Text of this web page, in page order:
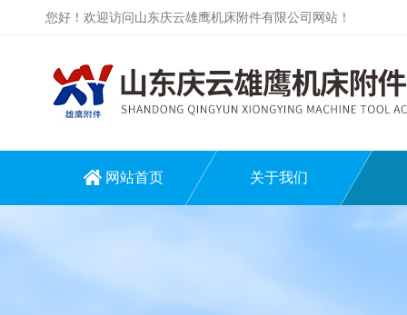
您好！欢迎访问山东庆云雄鹰机床附件有限公司网站！
网站首页 关于我们